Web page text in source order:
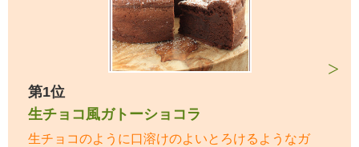
第1位
生チョコ風ガトーショコラ
生チョコのように口溶けのよいとろけるようなガ